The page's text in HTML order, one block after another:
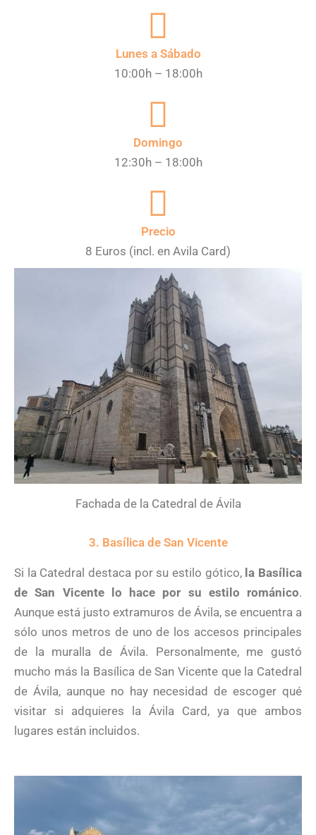
Lunes a Sábado
10:00h – 18:00h
Domingo
12:30h – 18:00h
Precio
8 Euros (incl. en Avila Card)
Fachada de la Catedral de Ávila
3. Basílica de San Vicente
Si la Catedral destaca por su estilo gótico, la Basílica
de San Vicente lo hace por su estilo románico.
Aunque está justo extramuros de Ávila, se encuentra a
sólo unos metros de uno de los accesos principales
de la muralla de Ávila. Personalmente, me gustó
mucho más la Basílica de San Vicente que la Catedral
de Ávila, aunque no hay necesidad de escoger qué
visitar si adquieres la Ávila Card, ya que ambos
lugares están incluidos.